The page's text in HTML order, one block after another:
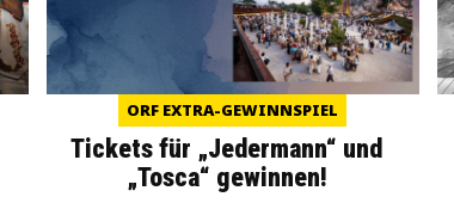
ORF EXTRA-GEWINNSPIEL
Tickets für „Jedermann“ und
„Tosca“ gewinnen!